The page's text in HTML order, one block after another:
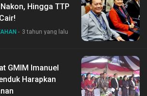
Hingga TTP
3 tahun yang lalu
GMIM Imanuel
Harapkan